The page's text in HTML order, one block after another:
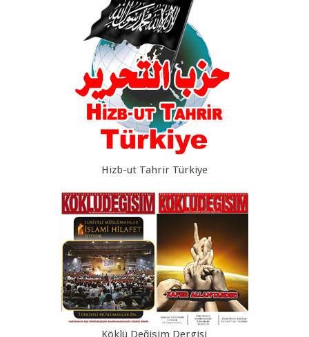
Hizb-ut Tahrir Türkiye
Köklü Değişim Dergisi